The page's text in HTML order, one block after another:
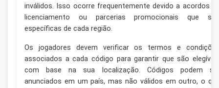
inválidos. Isso ocorre frequentemente devido a acordos
licenciamento ou parcerias promocionais que
específicas de cada região.
Os jogadores devem verificar os termos e
associados a cada código para garantir que são
com base na sua localização. Códigos podem
anunciados em um país, mas não válidos em outro, o